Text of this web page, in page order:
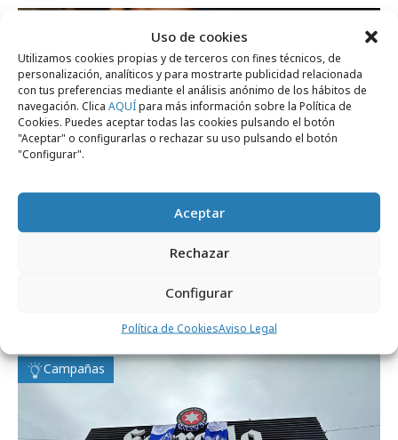
Uso de cookies
Utilizamos cookies propias y de terceros con fines técnicos, de
personalización, analíticos y para mostrarte publicidad relacionada
con tus preferencias mediante el análisis anónimo de los hábitos de
navegación. Clica AQUÍpara más información sobre la Política de
Cookies. Puedes aceptar todas las cookies pulsando el botón
"Aceptar" o configurarlas o rechazar su uso pulsando el botón
"Configurar".
Aceptar
Rechazar
Configurar
Política de CookiesAviso Legal
Jumbo lanza el nuevo juego de mesa Match
Campañas